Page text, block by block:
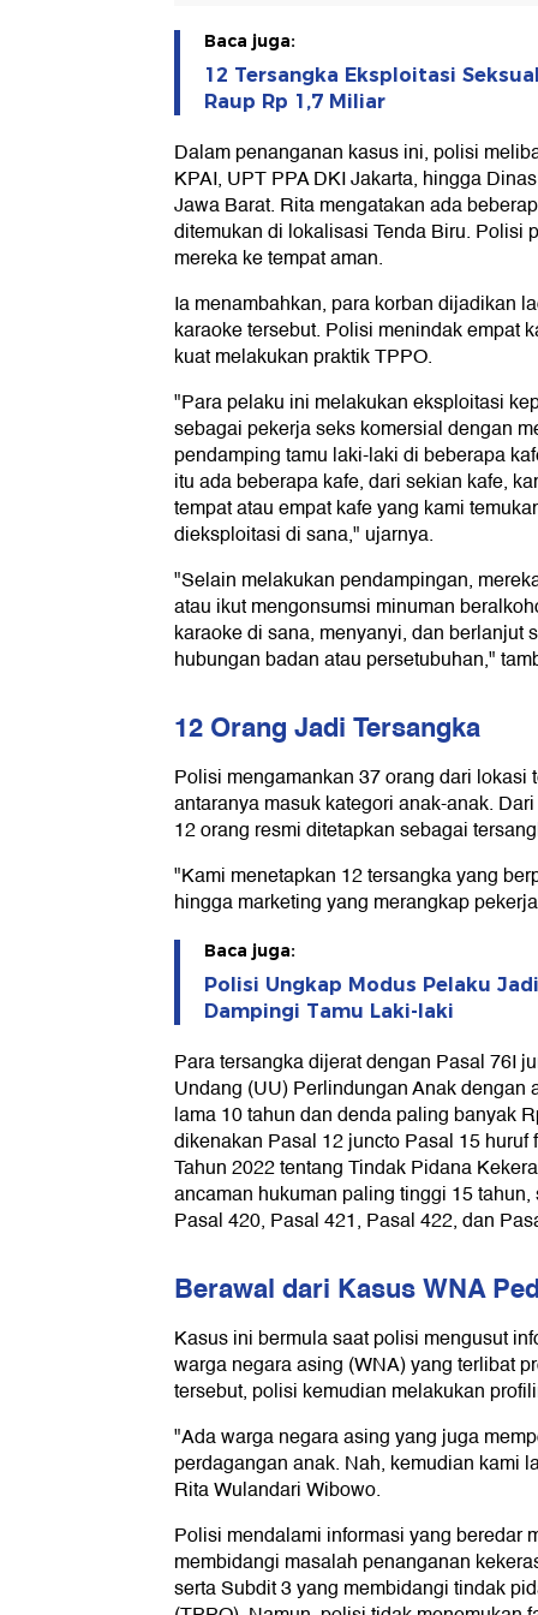
Baca juga:
12 Tersangka Eksploitasi
Raup Rp 1,7 Miliar
Dalam penanganan kasus ini, polisi
KPAI, UPT PPA DKI Jakarta, hingga
Jawa Barat. Rita mengatakan ada
ditemukan di lokalisasi Tenda Biru. Polisi
mereka ke tempat aman.
Ia menambahkan, para korban dijadikan
karaoke tersebut. Polisi menindak empat
kuat melakukan praktik TPPO.
"Para pelaku ini melakukan eksploitasi
sebagai pekerja seks komersial dengan
pendamping tamu laki-laki di beberapa
itu ada beberapa kafe, dari sekian kafe,
tempat atau empat kafe yang kami
dieksploitasi di sana," ujarnya.
"Selain melakukan pendampingan,
atau ikut mengonsumsi minuman
karaoke di sana, menyanyi, dan berlanjut
hubungan badan atau persetubuhan,"
12 Orang Jadi Tersangka
Polisi mengamankan 37 orang dari lokasi
antaranya masuk kategori anak-anak.
12 orang resmi ditetapkan sebagai
"Kami menetapkan 12 tersangka yang
hingga marketing yang merangkap
Baca juga:
Polisi Ungkap Modus Pelaku
Dampingi Tamu Laki-laki
Para tersangka dijerat dengan Pasal 76I
Undang (UU) Perlindungan Anak dengan
lama 10 tahun dan denda paling banyak
dikenakan Pasal 12 juncto Pasal 15 huruf
Tahun 2022 tentang Tindak Pidana
ancaman hukuman paling tinggi 15
Pasal 420, Pasal 421, Pasal 422, dan
Berawal dari Kasus WNA
Kasus ini bermula saat polisi mengusut
warga negara asing (WNA) yang terlibat
tersebut, polisi kemudian melakukan
"Ada warga negara asing yang juga
perdagangan anak. Nah, kemudian kami
Rita Wulandari Wibowo.
Polisi mendalami informasi yang beredar
membidangi masalah penanganan
serta Subdit 3 yang membidangi tindak